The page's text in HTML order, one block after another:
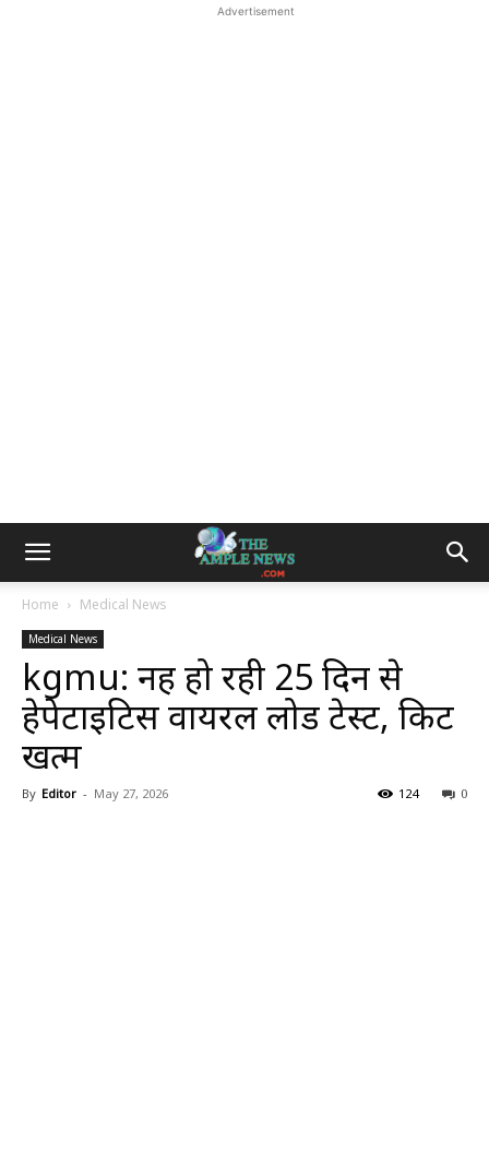
Advertisement
Home Medical News
Medical News
kgmu: नहीं हो रही 25 दिन से
हेपेटाइटिस वायरल लोड टेस्ट, किट
खत्म
By Editor - May 27, 2026 0
124